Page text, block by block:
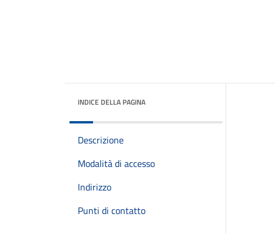
INDICE DELLA PAGINA
Descrizione
Modalità di accesso
Indirizzo
Punti di contatto